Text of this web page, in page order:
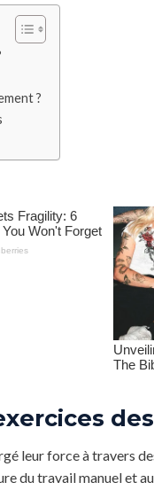
?
leur force à travers
du travail manuel et